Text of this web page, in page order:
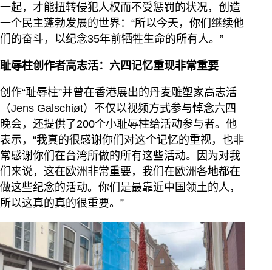
一起，才能扭转侵犯人权而不受惩罚的状况，创造
一个民主蓬勃发展的世界：“所以今天，你们继续他
们的奋斗，以纪念35年前牺牲生命的所有人。”
耻辱柱创作者高志活：六四记忆重现非常重要
创作“耻辱柱”并曾在香港展出的丹麦雕塑家高志活
（Jens Galschiøt）不仅以视频方式参与悼念六四
晚会，还提供了200个小耻辱柱给活动参与者。他
表示，“我真的很感谢你们对这个记忆的重视，也非
常感谢你们在台湾所做的所有这些活动。因为对我
们来说，这在欧洲非常重要，我们在欧洲各地都在
做这些纪念的活动。你们是最靠近中国领土的人，
所以这真的真的很重要。”